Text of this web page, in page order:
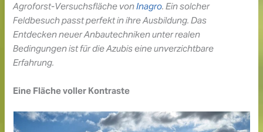
Agroforst-Versuchsfläche vonInagro. Ein solcher
Feldbesuch passt perfekt in ihre Ausbildung. Das
Entdecken neuer Anbautechniken unter realen
Bedingungen ist für die Azubis eine unverzichtbare
Erfahrung.
Eine Fläche voller Kontraste